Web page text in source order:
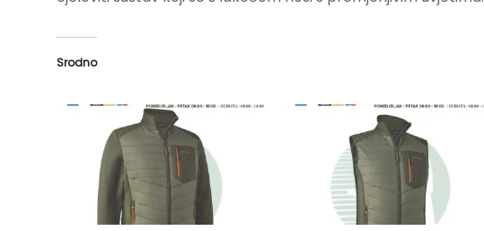
Srodno